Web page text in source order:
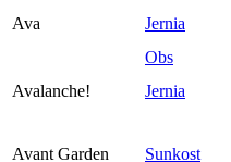
Ava
Jernia
Obs
Avalanche!
Jernia
Avant Garden Sunkost